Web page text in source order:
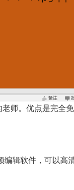
师。优点是完全
编辑软件，可以